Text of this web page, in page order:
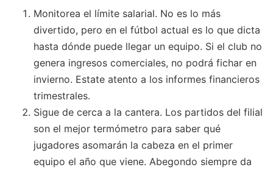
Monitorea el límite salarial. No es lo más
divertido, pero en el fútbol actual es lo que dicta
hasta dónde puede llegar un equipo. Si el club no
genera ingresos comerciales, no podrá fichar en
invierno. Estate atento a los informes financieros
trimestrales.
Sigue de cerca a la cantera. Los partidos del filial
son el mejor termómetro para saber qué
jugadores asomarán la cabeza en el primer
equipo el año que viene. Abegondo siempre da